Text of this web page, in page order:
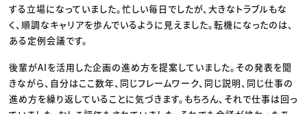
する立場になっていました。忙しい毎日でしたが、大きなトラブルもな
く、順調なキャリアを歩んでいるように見えました。転機になったのは、
ある定例会議です。
後輩がAIを活用した企画の進め方を提案していました。その発表を聞
きながら、自分はここ数年、同じフレームワーク、同じ説明、同じ仕事の
進め方を繰り返していることに気づきます。もちろん、それで仕事は回っ